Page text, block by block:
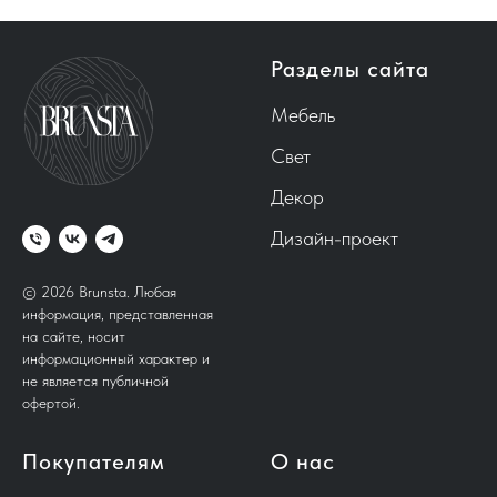
© 2026 Brunsta. Любая
информация, представленная
на сайте, носит
информационный характер и
не является публичной
офертой.
Разделы сайта
Мебель
Свет
Декор
Дизайн-проект
Покупателям О нас